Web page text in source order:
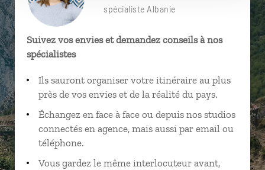
spécialiste Albanie
Suivez vos envies et demandez conseils à nos
spécialistes
Ils sauront organiser votre itinéraire au plus
près de vos envies et de la réalité du pays.
Échangez en face à face ou depuis nos studios
connectés en agence, mais aussi par email ou
téléphone.
Vous gardez le même interlocuteur avant,